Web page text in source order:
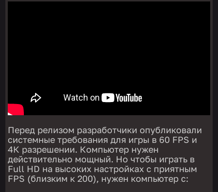
Перед релизом разработчики опубликовали
системные требования для игры в 60 FPS и
4К разрешении. Компьютер нужен
действительно мощный. Но чтобы играть в
Full HD на высоких настройках с приятным
FPS (близким к 200), нужен компьютер с: